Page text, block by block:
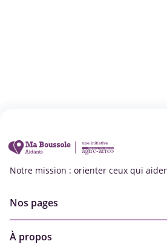
Notre mission : orienter ceux qui
Nos pages
À propos